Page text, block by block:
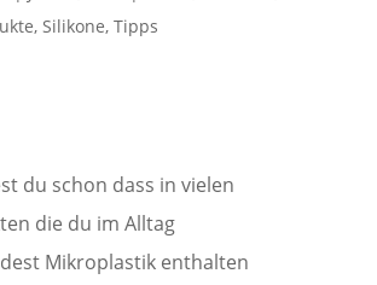
, Silikone, Tipps
du schon dass in vielen
die du im Alltag
Mikroplastik enthalten